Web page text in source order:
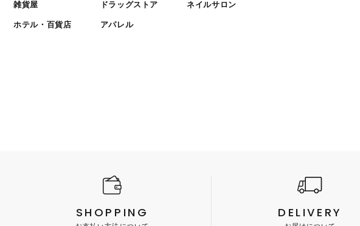
雑貨屋
ホテル・百貨店
ドラッグストア
アパレル
ネイルサロン
SHOPPING DELIVERY